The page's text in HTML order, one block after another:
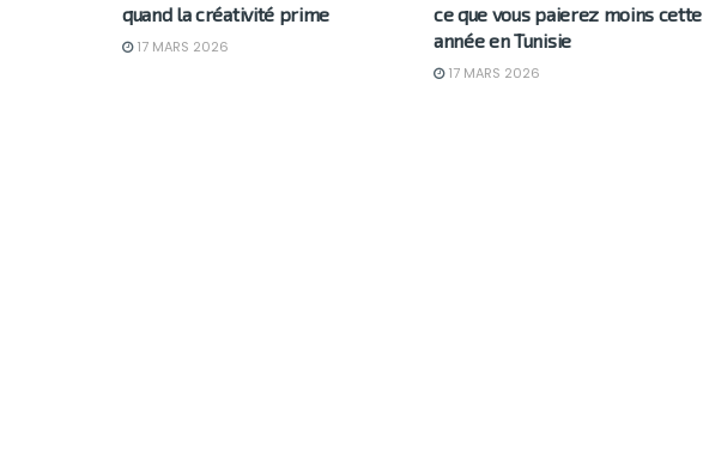
quand la créativité prime
17 MARS 2026
ce que vous paierez moins cette
année en Tunisie
17 MARS 2026